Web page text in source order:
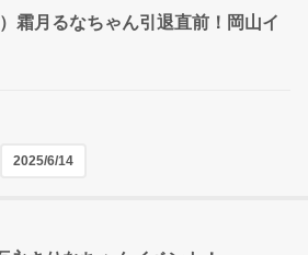
霜月るなちゃん引退直前！岡山イ
2025/6/14